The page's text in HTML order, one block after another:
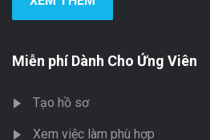
Miễn phí Dành Cho Ứng Viên
Tạo hồ sơ
Xem việc làm phù hợp